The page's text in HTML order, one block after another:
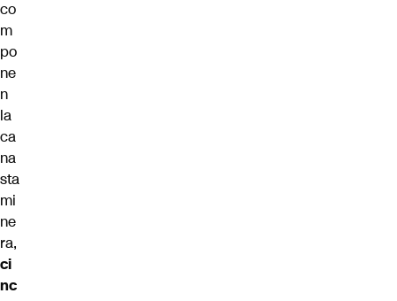
co
m
po
ne
n
la
ca
na
sta
mi
ne
ra,
ci
nc